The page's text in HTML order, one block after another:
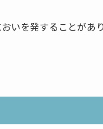
いを発することがあ